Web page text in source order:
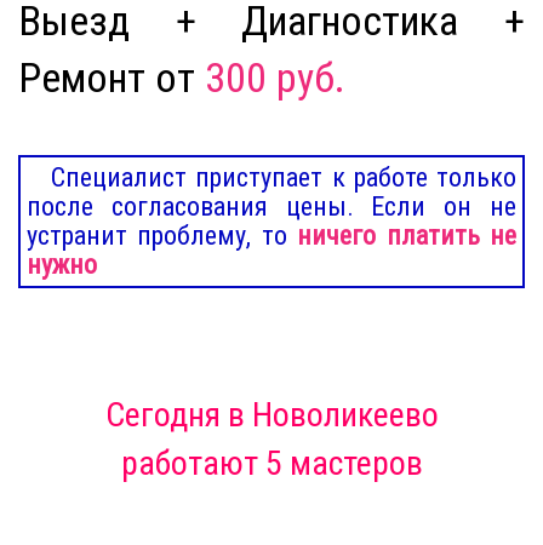
Выезд + Диагностика +
Ремонт от 300 руб.
Специалист приступает к работе только
после согласования цены. Если он не
устранит проблему, то ничего платить не
нужно
Сегодня в Новоликеево
работают 5 мастеров